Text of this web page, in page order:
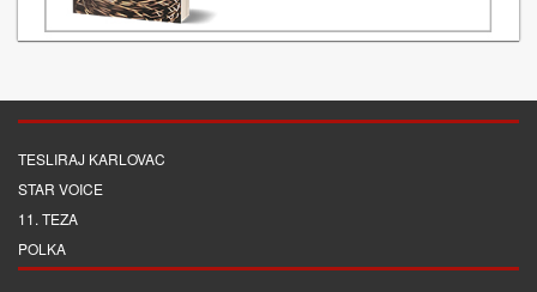
TESLIRAJ KARLOVAC
STAR VOICE
11. TEZA
POLKA